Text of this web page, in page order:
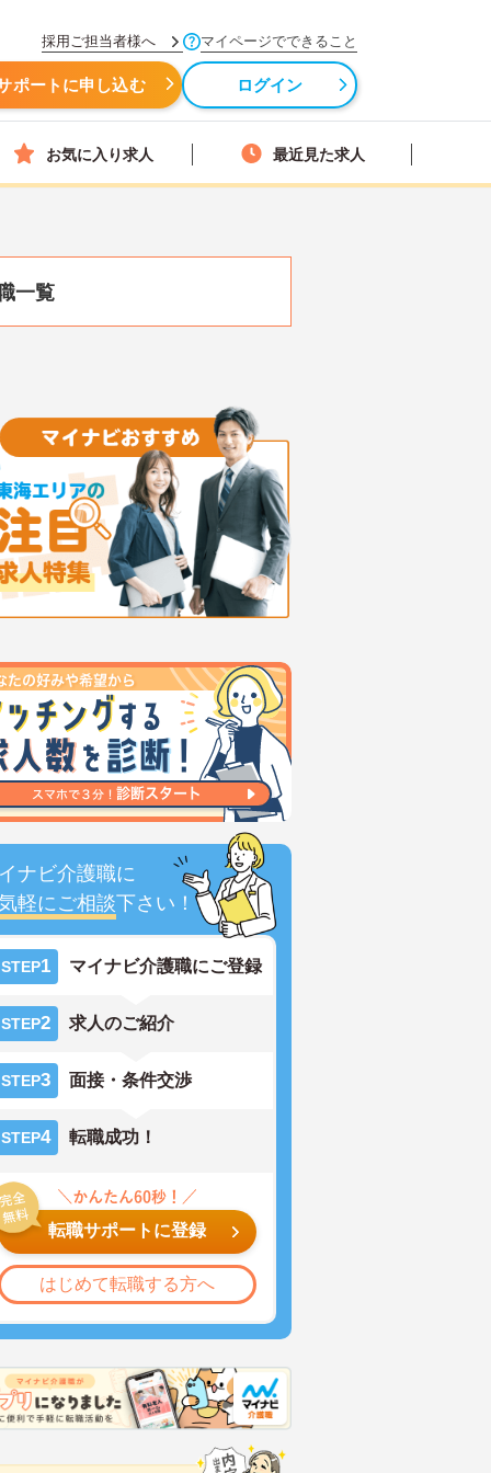
採用ご担当者様へ マイページでできること
ポートに申し込む ログイン
お気に入り求人 最近見た求人
一覧
ナビ介護職に
軽にご相談下さい！
STEP1 マイナビ介護職にご登録
STEP2 求人のご紹介
STEP3 面接・条件交渉
STEP4 転職成功！
転職サポートに登録
はじめて転職する方へ